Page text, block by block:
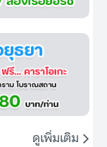
ดูเพิ่มเติม